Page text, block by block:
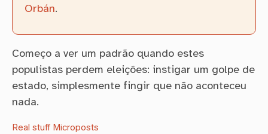
Orbán.
Começo a ver um padrão quando estes
populistas perdem eleições: instigar um golpe de
estado, simplesmente fingir que não aconteceu
nada.
Real stuff Microposts